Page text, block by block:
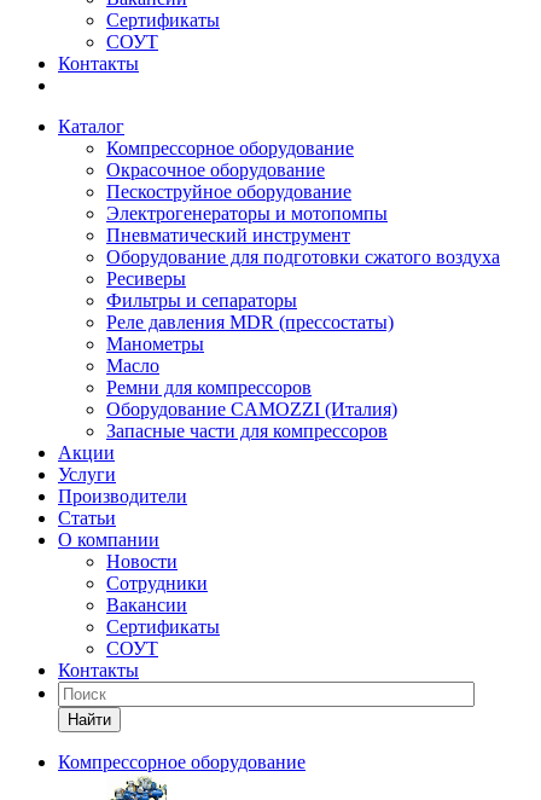
Сертификаты
СОУТ
Контакты
Каталог
Компрессорное оборудование
Окрасочное оборудование
Пескоструйное оборудование
Электрогенераторы и мотопомпы
Пневматический инструмент
Оборудование для подготовки сжатого воздуха
Ресиверы
Фильтры и сепараторы
Реле давления MDR (прессостаты)
Манометры
Масло
Ремни для компрессоров
Оборудование CAMOZZI (Италия)
Запасные части для компрессоров
Акции
Услуги
Производители
Статьи
О компании
Новости
Сотрудники
Вакансии
Сертификаты
СОУТ
Контакты
Найти
Компрессорное оборудование